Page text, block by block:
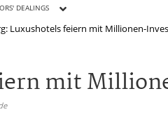
DEALINGS
Luxushotels feiern mit Millionen-
mit